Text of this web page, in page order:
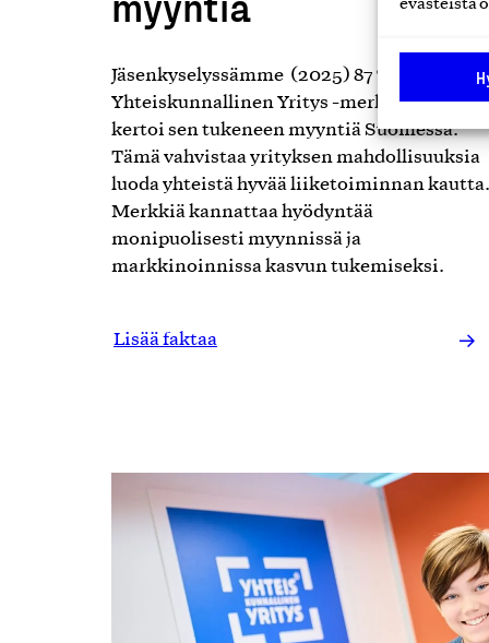
evästeistä
Jäsenkyselyssämme (2025) 87 %
Yhteiskunnallinen Yritys -
kertoi sen tukeneen myyntiä Suomessa.
Tämä vahvistaa yrityksen mahdollisuuksia
luoda yhteistä hyvää liiketoiminnan kautta.
Merkkiä kannattaa hyödyntää
monipuolisesti myynnissä ja
markkinoinnissa kasvun tukemiseksi.
Lisää faktaa